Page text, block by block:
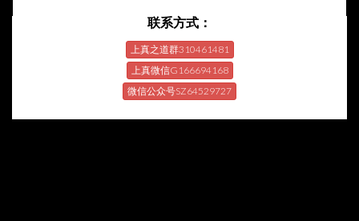
联系方式：
上真之道群310461481
上真微信G166694168
微信公众号SZ64529727